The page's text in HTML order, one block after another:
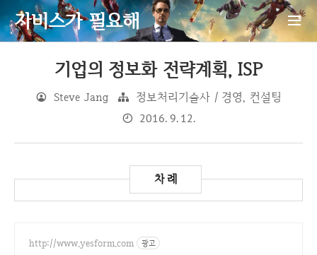
자비스가 필요해
기업의 정보화 전략계획, ISP
Steve Jang 정보처리기술사 / 경영, 컨설팅
2016. 9. 12.
http://www.yesform.com 광고